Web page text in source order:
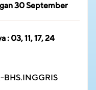
30 September
03, 11, 17, 24